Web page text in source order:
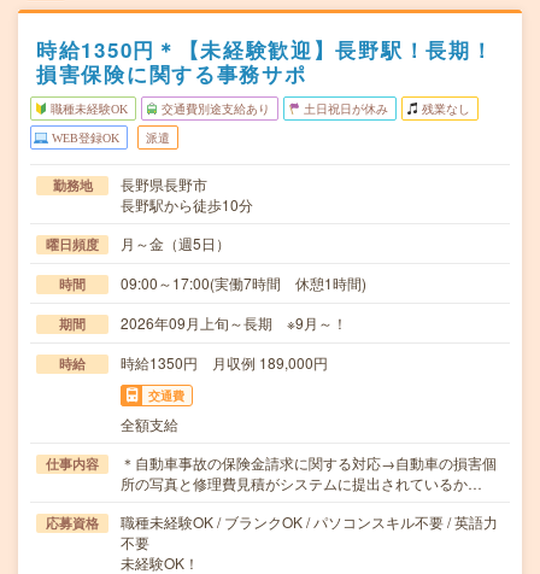
時給1350円＊【未経験歓迎】長野駅！長期！
損害保険に関する事務サポ
職種未経験OK 交通費別途支給あり 土日祝日が休み 残業なし
WEB登録OK 派遣
勤務地
長野県長野市
長野駅から徒歩10分
曜日頻度 月～金（週5日）
時間 09:00～17:00(実働7時間 休憩1時間)
期間 2026年09月上旬～長期 ※9月～！
時給 時給1350円 月収例 189,000円
交通費
全額支給
仕事内容
＊自動車事故の保険金請求に関する対応→自動車の損害個
所の写真と修理費見積がシステムに提出されているか…
応募資格
職種未経験OK / ブランクOK / パソコンスキル不要 / 英語力
不要
未経験OK！